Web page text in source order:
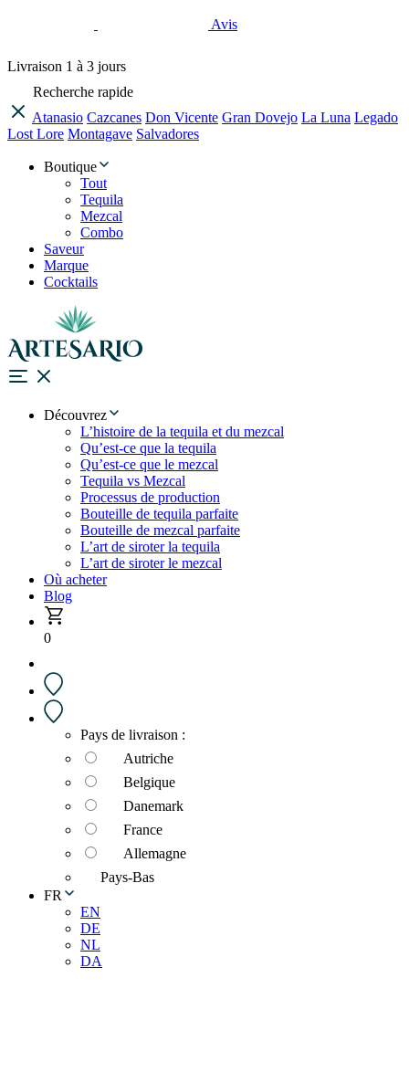
Avis
Livraison 1 à 3 jours
Recherche rapide
Atanasio Cazcanes Don Vicente Gran Dovejo La Luna Legado
Lost Lore Montagave Salvadores
Boutique
Tout
Tequila
Mezcal
Combo
Saveur
Marque
Cocktails
Découvrez
L’histoire de la tequila et du mezcal
Qu’est-ce que la tequila
Qu’est-ce que le mezcal
Tequila vs Mezcal
Processus de production
Bouteille de tequila parfaite
Bouteille de mezcal parfaite
L’art de siroter la tequila
L’art de siroter le mezcal
Où acheter
Blog
0
Pays de livraison :
Autriche
Belgique
Danemark
France
Allemagne
Pays-Bas
FR
EN
DE
NL
DA